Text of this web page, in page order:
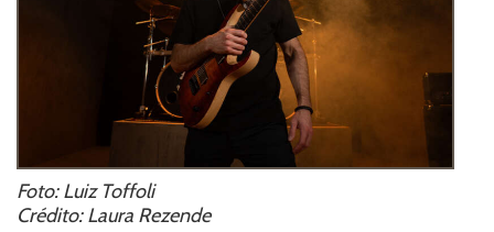
Foto: Luiz Toffoli
Crédito: Laura Rezende